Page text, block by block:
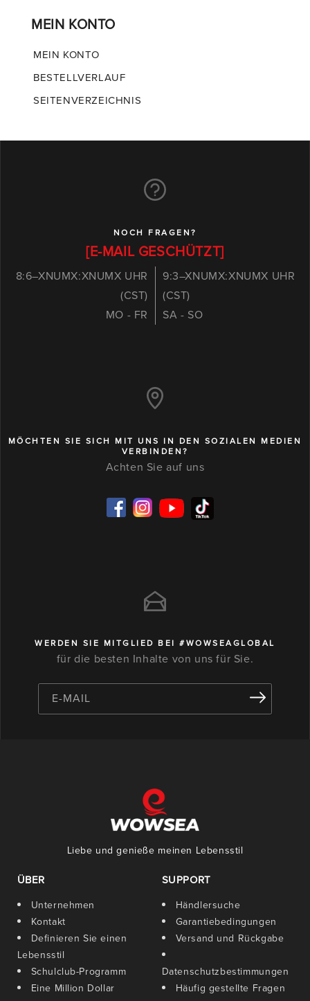
MEIN KONTO
MEIN KONTO
BESTELLVERLAUF
SEITENVERZEICHNIS
NOCH FRAGEN?
[E-MAIL GESCHÜTZT]
8:6–XNUMX:XNUMX UHR
(CST)
MO - FR
9:3–XNUMX:XNUMX UHR
(CST)
SA - SO
MÖCHTEN SIE SICH MIT UNS IN DEN SOZIALEN MEDIEN
VERBINDEN?
Achten Sie auf uns
WERDEN SIE MITGLIED BEI #WOWSEAGLOBAL
für die besten Inhalte von uns für Sie.
E-MAIL
Liebe und genieße meinen Lebensstil
ÜBER
Unternehmen
Kontakt
Definieren Sie einen
Lebensstil
Schulclub-Programm
Eine Million Dollar
SUPPORT
Händlersuche
Garantiebedingungen
Versand und Rückgabe
Datenschutzbestimmungen
Häufig gestellte Fragen